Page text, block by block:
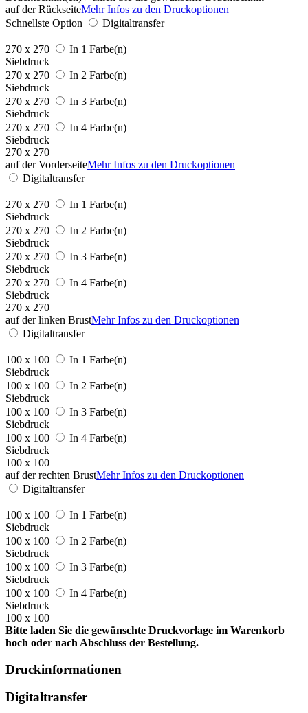
auf der RückseiteMehr Infos zu den Druckoptionen
Schnellste Option
Digitaltransfer
270 x 270
In 1 Farbe(n)
Siebdruck
270 x 270
In 2 Farbe(n)
Siebdruck
270 x 270
In 3 Farbe(n)
Siebdruck
270 x 270
In 4 Farbe(n)
Siebdruck
270 x 270
auf der VorderseiteMehr Infos zu den Druckoptionen
Digitaltransfer
270 x 270
In 1 Farbe(n)
Siebdruck
270 x 270
In 2 Farbe(n)
Siebdruck
270 x 270
In 3 Farbe(n)
Siebdruck
270 x 270
In 4 Farbe(n)
Siebdruck
270 x 270
auf der linken BrustMehr Infos zu den Druckoptionen
Digitaltransfer
100 x 100
In 1 Farbe(n)
Siebdruck
100 x 100
In 2 Farbe(n)
Siebdruck
100 x 100
In 3 Farbe(n)
Siebdruck
100 x 100
In 4 Farbe(n)
Siebdruck
100 x 100
auf der rechten BrustMehr Infos zu den Druckoptionen
Digitaltransfer
100 x 100
In 1 Farbe(n)
Siebdruck
100 x 100
In 2 Farbe(n)
Siebdruck
100 x 100
In 3 Farbe(n)
Siebdruck
100 x 100
In 4 Farbe(n)
Siebdruck
100 x 100
Bitte laden Sie die gewünschte Druckvorlage im Warenkorb
hoch oder nach Abschluss der Bestellung.
Druckinformationen
Digitaltransfer